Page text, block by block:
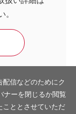
。
信などのためにク
ナーを閉じるか閲覧
こととさせていただ